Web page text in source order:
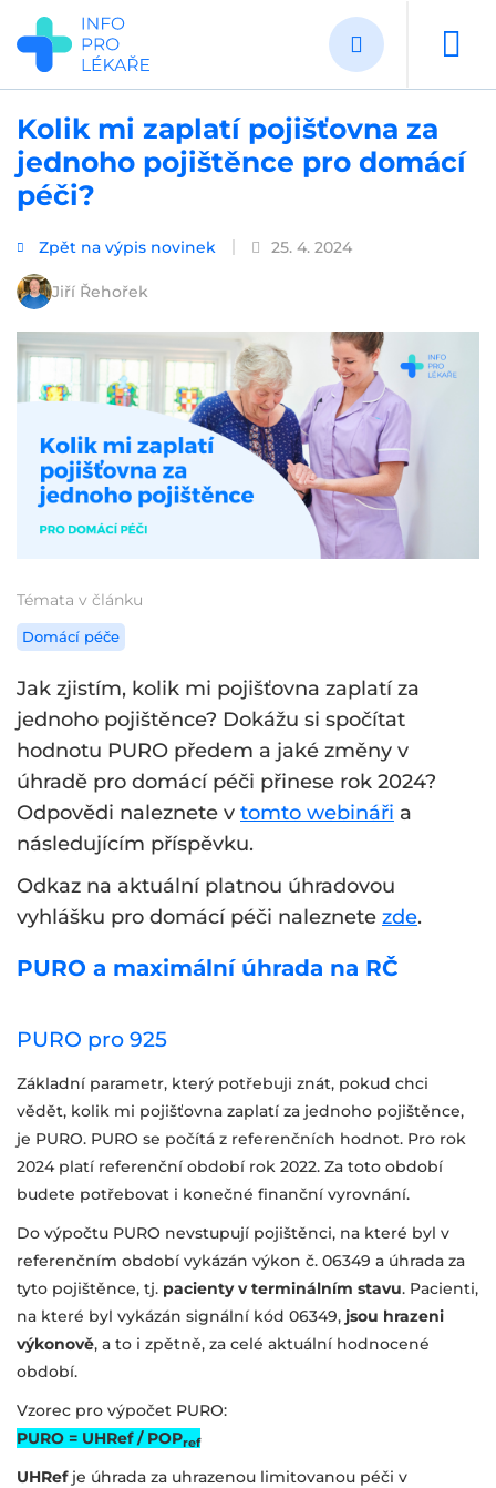
Přejít
hlavnímu
obsahu
Kolik mi zaplatí pojišťovna za
jednoho pojištěnce pro domácí
péči?
Zpět na výpis novinek 25. 4. 2024
Jiří Řehořek
Témata v článku
Domácí péče
Jak zjistím, kolik mi pojišťovna zaplatí za
jednoho pojištěnce? Dokážu si spočítat
hodnotu PURO předem a jaké změny v
úhradě pro domácí péči přinese rok 2024?
Odpovědi naleznete v tomto webináři a
následujícím příspěvku.
Odkaz na aktuální platnou úhradovou
vyhlášku pro domácí péči naleznete zde.
PURO a maximální úhrada na RČ
PURO pro 925
Základní parametr, který potřebuji znát, pokud chci
vědět, kolik mi pojišťovna zaplatí za jednoho pojištěnce,
je PURO. PURO se počítá z referenčních hodnot. Pro rok
2024 platí referenční období rok 2022. Za toto období
budete potřebovat i konečné finanční vyrovnání.
Do výpočtu PURO nevstupují pojištěnci, na které byl v
referenčním období vykázán výkon č. 06349 a úhrada za
tyto pojištěnce, tj. pacienty v terminálním stavu. Pacienti,
na které byl vykázán signální kód 06349, jsou hrazeni
výkonově, a to i zpětně, za celé aktuální hodnocené
období.
Vzorec pro výpočet PURO:
PURO = UHRef / POPref
UHRefje úhrada za uhrazenou limitovanou péči v